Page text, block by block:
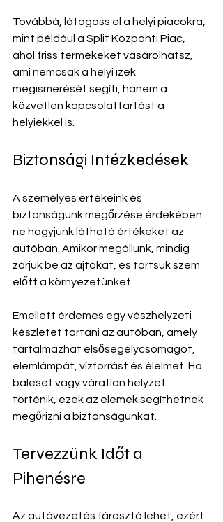
Továbbá, látogass el a helyi piacokra,
mint például a Split Központi Piac,
ahol friss termékeket vásárolhatsz,
ami nemcsak a helyi ízek
megismerését segíti, hanem a
közvetlen kapcsolattartást a
helyiekkel is.
Biztonsági Intézkedések
A személyes értékeink és
biztonságunk megőrzése érdekében
ne hagyjunk látható értékeket az
autóban. Amikor megállunk, mindig
zárjuk be az ajtókat, és tartsuk szem
előtt a környezetünket.
Emellett érdemes egy vészhelyzeti
készletet tartani az autóban, amely
tartalmazhat elsősegélycsomagot,
elemlámpát, vízforrást és élelmet. Ha
baleset vagy váratlan helyzet
történik, ezek az elemek segíthetnek
megőrizni a biztonságunkat.
Tervezzünk Időt a
Pihenésre
Az autóvezetés fárasztó lehet, ezért